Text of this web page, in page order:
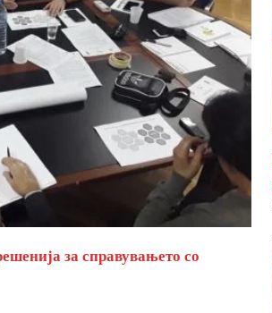
за справувањето со